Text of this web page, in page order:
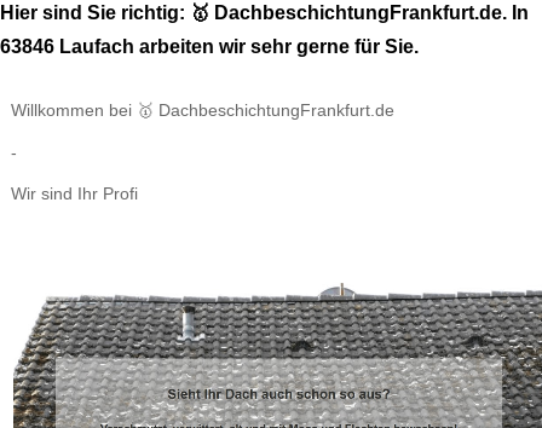
Hier sind Sie richtig: 🥇 DachbeschichtungFrankfurt.de. In
63846 Laufach arbeiten wir sehr gerne für Sie.
Willkommen bei 🥇 DachbeschichtungFrankfurt.de
-
Wir sind Ihr Profi